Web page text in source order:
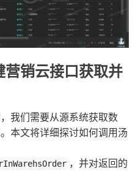
销云接口获取并
我们需要从源系统获取数
本文将详细探讨如何调用汤
，并对返回的